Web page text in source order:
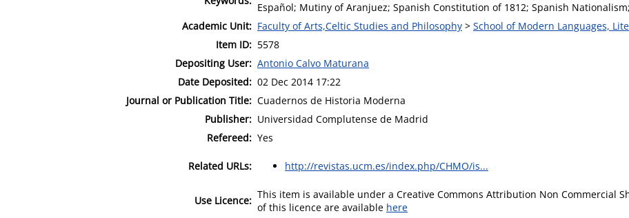
Español; Mutiny of Aranjuez; Spanish Constitution of 1812; Spanish Nationalism;
Academic Unit: Faculty of Arts,Celtic Studies and Philosophy > School of Modern Languages,
Item ID: 5578
Depositing User: Antonio Calvo Maturana
Date Deposited: 02 Dec 2014 17:22
Journal or Publication Title: Cuadernos de Historia Moderna
Publisher: Universidad Complutense de Madrid
Refereed: Yes
Related URLs: http://revistas.ucm.es/index.php/CHMO/is...
Use Licence: This item is available under a Creative Commons Attribution Non Commercial
of this licence are available here